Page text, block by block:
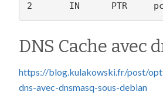
DNS Cache avec
https://blog.kulakowski.fr/post/
dns-avec-dnsmasq-sous-debian